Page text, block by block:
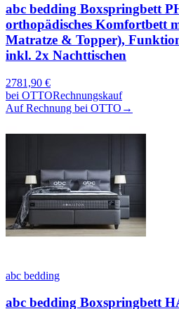
abc bedding Boxspringbett
orthopädisches Komfortbett
Matratze & Topper),
inkl. 2x Nachttischen
2781,90 €
bei OTTORechnungskauf
Auf Rechnung bei OTTO →
abc bedding
abc bedding Boxspringbett